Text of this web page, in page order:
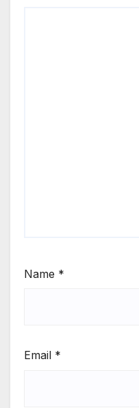
Name *
Email *